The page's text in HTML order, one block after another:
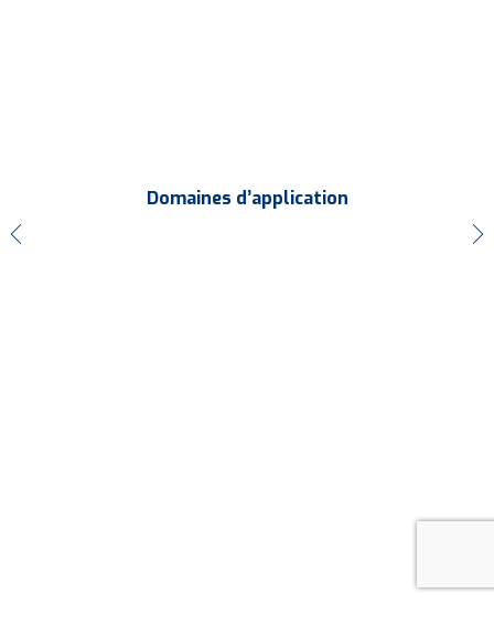
Domaines d’application